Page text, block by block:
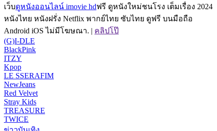
เว็บดูหนังออนไลน์ imovie hdฟรี ดูหนังใหม่ชนโรง เต็มเรื่อง 2024
หนังไทย หนังฝรั่ง Netflix พากย์ไทย ซับไทย ดูฟรี บนมือถือ
Android iOS ไม่มีโฆษณา. | คลิปโป๊
(G)I-DLE
BlackPink
ITZY
Kpop
LE SSERAFIM
NewJeans
Red Velvet
Stray Kids
TREASURE
TWICE